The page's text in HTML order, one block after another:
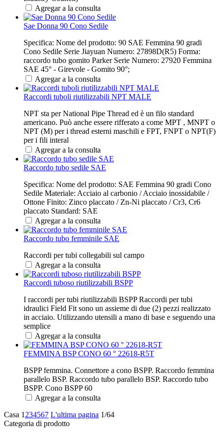
Agregar a la consulta
Sae Donna 90 Cono Sedile
Specifica: Nome del prodotto: 90 SAE Femmina 90 gradi
Cono Sedile Serie Jiayuan Numero: 27898D(R5) Forma:
raccordo tubo gomito Parker Serie Numero: 27920 Femmina
SAE 45° - Girevole - Gomito 90°;
Agregar a la consulta
Raccordi tuboli riutilizzabili NPT MALE
NPT sta per National Pipe Thread ed è un filo standard
americano. Può anche essere rifferato a come MPT , MNPT o
NPT (M) per i thread esterni maschili e FPT, FNPT o NPT(F)
per i fili interal
Agregar a la consulta
Raccordo tubo sedile SAE
Specifica: Nome del prodotto: SAE Femmina 90 gradi Cono
Sedile Materiale: Acciaio al carbonio / Acciaio inossidabile /
Ottone Finito: Zinco placcato / Zn-Ni placcato / Cr3, Cr6
placcato Standard: SAE
Agregar a la consulta
Raccordo tubo femminile SAE
Raccordi per tubi collegabili sul campo
Agregar a la consulta
Raccordi tuboso riutilizzabili BSPP
I raccordi per tubi riutilizzabili BSPP Raccordi per tubi
idraulici Field Fit sono un assieme di due (2) pezzi realizzato
in acciaio. Utilizzando utensili a mano di base e seguendo una
semplice
Agregar a la consulta
FEMMINA BSP CONO 60 ° 22618-R5T
BSPP femmina. Connettore a cono BSPP. Raccordo femmina
parallelo BSP. Raccordo tubo parallelo BSP. Raccordo tubo
BSPP. Cono BSPP 60
Agregar a la consulta
Casa 1 234567 L'ultima pagina 1/64
Categoria di prodotto